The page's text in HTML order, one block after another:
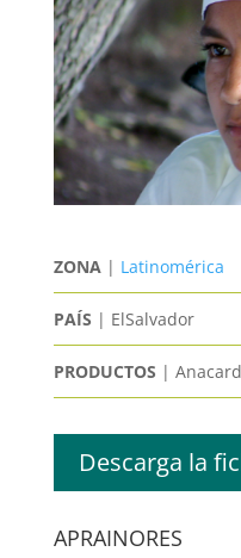
ZONA| Latinomérica
PAÍS | ElSalvador
PRODUCTOS |
Descarga la
APRAINORES